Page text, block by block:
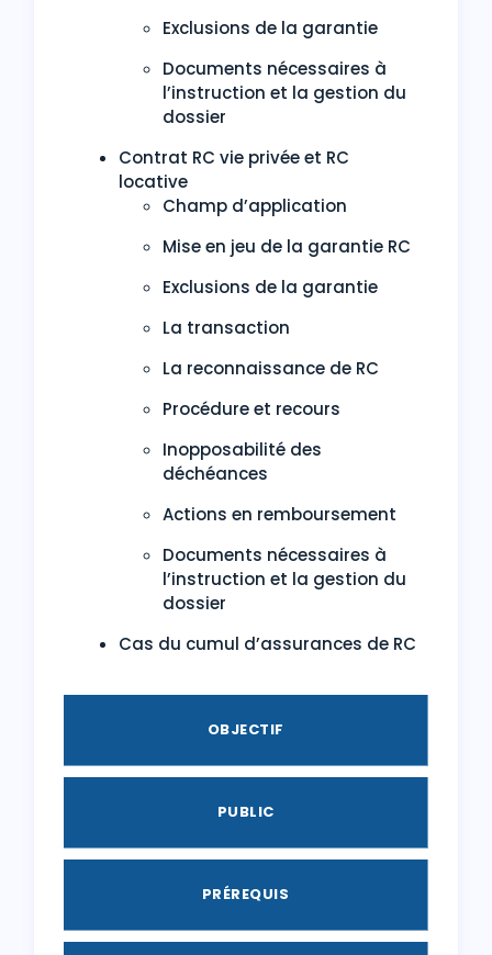
Exclusions de la garantie
Documents nécessaires à
l’instruction et la gestion du
dossier
Contrat RC vie privée et RC
locative
Champ d’application
Mise en jeu de la garantie RC
Exclusions de la garantie
La transaction
La reconnaissance de RC
Procédure et recours
Inopposabilité des
déchéances
Actions en remboursement
Documents nécessaires à
l’instruction et la gestion du
dossier
Cas du cumul d’assurances de RC
OBJECTIF
PUBLIC
PRÉREQUIS